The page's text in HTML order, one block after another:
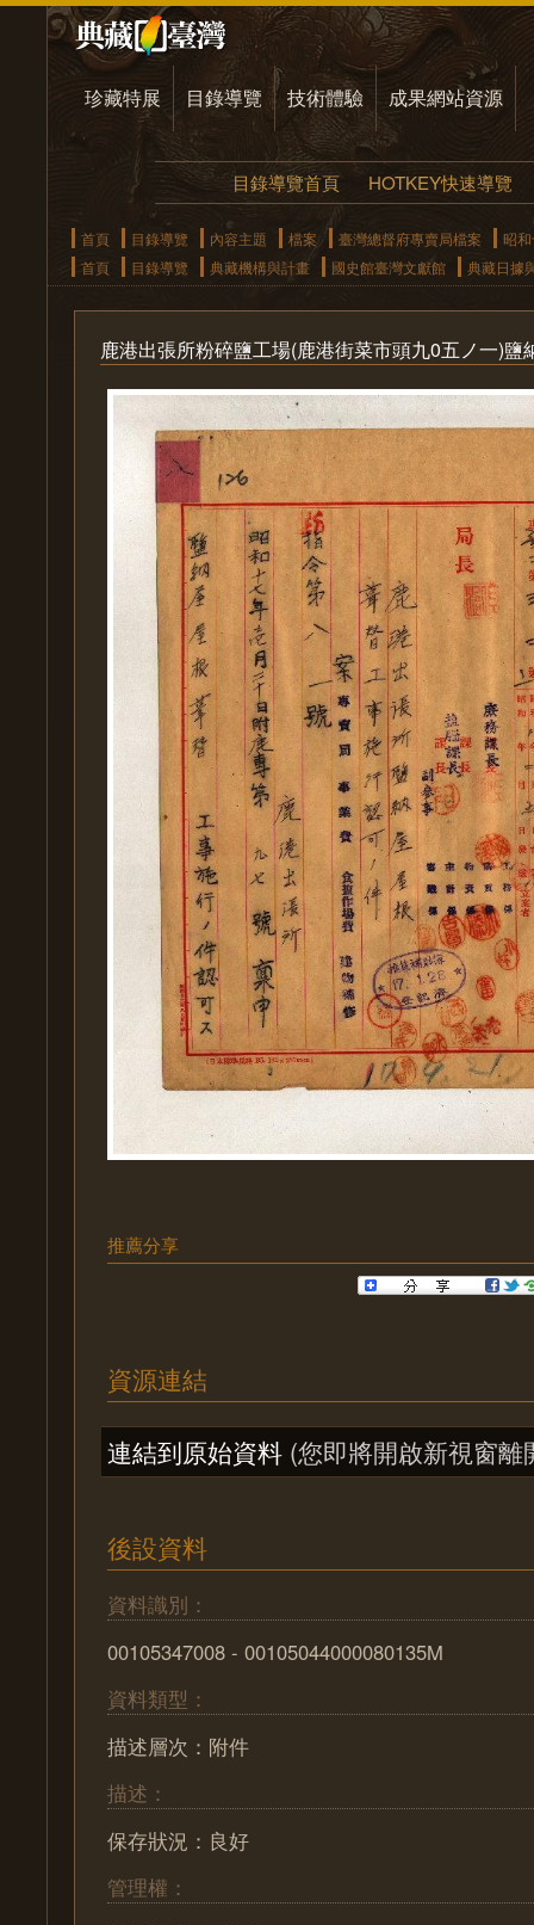
珍藏特展 目錄導覽 技術體驗 成果網站資源
目錄導覽首頁 HOTKEY快速導覽
首頁 目錄導覽 內容主題 檔案 臺灣總督府專賣局檔案
昭
首頁
目錄導覽 典藏機構與計畫 國史館臺灣文獻館 典藏日據
鹿港出張所粉碎鹽工場(鹿港街菜市頭九0五ノ一)
推薦分享
資源連結
連結到原始資料 (您即將開啟新視窗離
後設資料
資料識別：
00105347008 - 00105044000080135M
資料類型：
描述層次：附件
描述：
保存狀況：良好
管理權：